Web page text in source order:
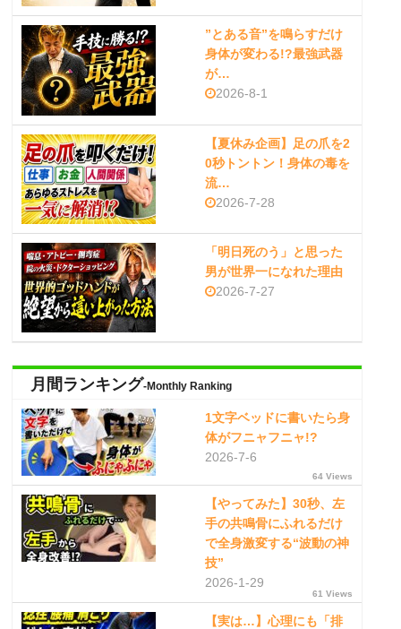
”とある音”を鳴らすだけ
身体が変わる!?最強武器
が…
2026-8-1
【夏休み企画】足の爪を2
0秒トントン！身体の毒を
流…
2026-7-28
「明日死のう」と思った
男が世界一になれた理由
2026-7-27
月間ランキング-Monthly Ranking
1文字ベッドに書いたら身
体がフニャフニャ!?
2026-7-6
64 Views
【やってみた】30秒、左
手の共鳴骨にふれるだけ
で全身激変する“波動の神
技”
2026-1-29
61 Views
【実は…】心理にも「排